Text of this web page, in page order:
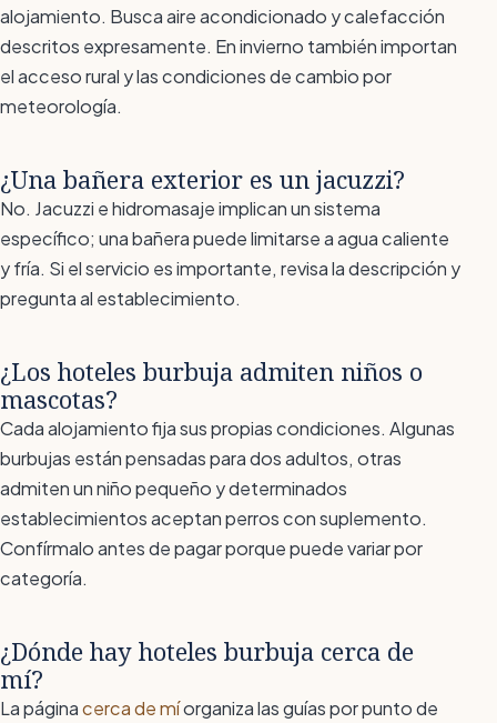
alojamiento. Busca aire acondicionado y calefacción
descritos expresamente. En invierno también importan
el acceso rural y las condiciones de cambio por
meteorología.
¿Una bañera exterior es un jacuzzi?
No. Jacuzzi e hidromasaje implican un sistema
específico; una bañera puede limitarse a agua caliente
y fría. Si el servicio es importante, revisa la descripción y
pregunta al establecimiento.
¿Los hoteles burbuja admiten niños o
mascotas?
Cada alojamiento fija sus propias condiciones. Algunas
burbujas están pensadas para dos adultos, otras
admiten un niño pequeño y determinados
establecimientos aceptan perros con suplemento.
Confírmalo antes de pagar porque puede variar por
categoría.
¿Dónde hay hoteles burbuja cerca de
mí?
La páginacerca de míorganiza las guías por punto de